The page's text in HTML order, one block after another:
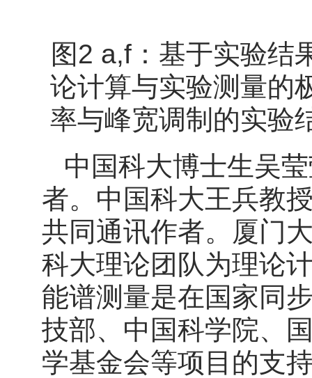
图2 a,f：基于实验结
论计算与实验测量的
率与峰宽调制的实验
中国科大博士生吴
者。中国科大王兵教
共同通讯作者。厦门
科大理论团队为理论
能谱测量是在国家同
技部、中国科学院、
学基金会等项目的支